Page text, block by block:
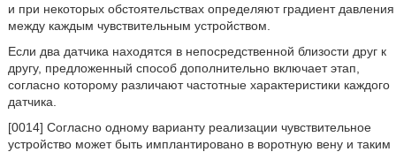
и при некоторых обстоятельствах определяют градиент давления
между каждым чувствительным устройством.
Если два датчика находятся в непосредственной близости друг к
другу, предложенный способ дополнительно включает этап,
согласно которому различают частотные характеристики каждого
датчика.
[0014] Согласно одному варианту реализации чувствительное
устройство может быть имплантировано в воротную вену и таким